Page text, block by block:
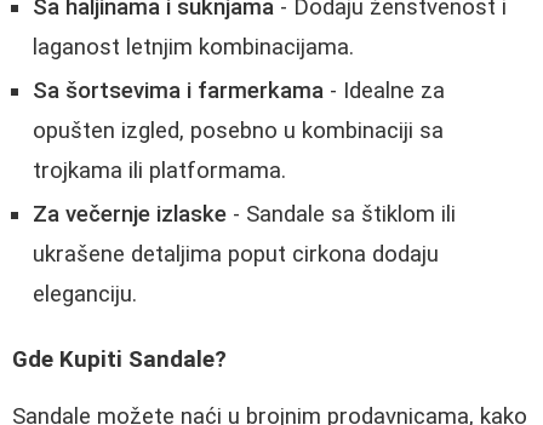
Sa haljinama i suknjama - Dodaju ženstvenost i
laganost letnjim kombinacijama.
Sa šortsevima i farmerkama - Idealne za
opušten izgled, posebno u kombinaciji sa
trojkama ili platformama.
Za večernje izlaske - Sandale sa štiklom ili
ukrašene detaljima poput cirkona dodaju
eleganciju.
Gde Kupiti Sandale?
Sandale možete naći u brojnim prodavnicama, kako